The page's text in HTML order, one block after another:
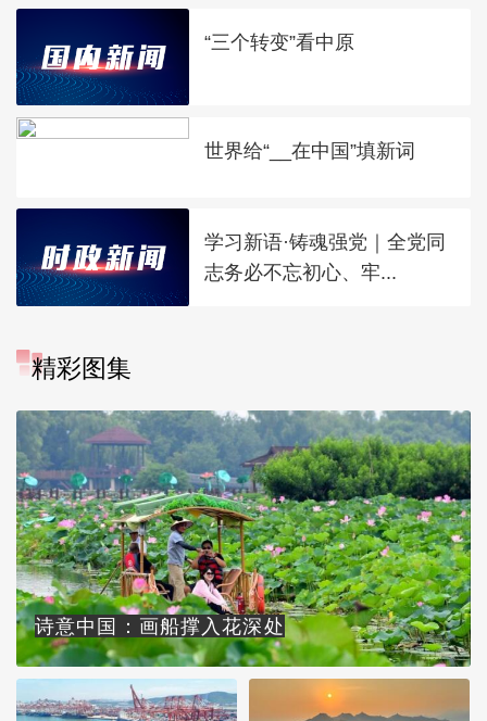
“三个转变”看中原
世界给“__在中国”填新词
学习新语·铸魂强党｜全党同
志务必不忘初心、牢...
精彩图集
诗意中国：画船撑入花深处